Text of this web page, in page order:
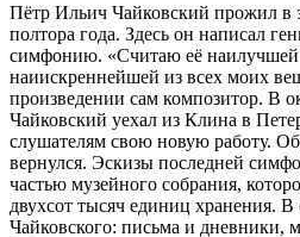
Пётр Ильич Чайковский прожил в
полтора года. Здесь он написал
симфонию. «Считаю её наилучшей
наиискреннейшей из всех моих
произведении сам композитор. В
Чайковский уехал из Клина в
слушателям свою новую работу.
вернулся. Эскизы последней
частью музейного собрания,
двухсот тысяч единиц хранения.
Чайковского: письма и дневники,